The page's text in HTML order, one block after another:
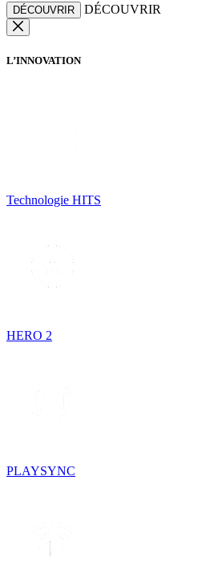
DÉCOUVRIR DÉCOUVRIR
L’INNOVATION
Technologie HITS
HERO 2
PLAYSYNC